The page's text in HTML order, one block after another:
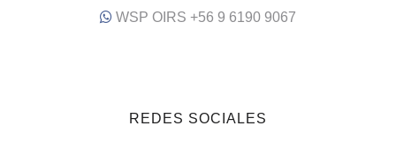
WSP OIRS +56 9 6190 9067
REDES SOCIALES